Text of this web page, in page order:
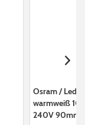
Osram /
warmweiß
240V 90mm